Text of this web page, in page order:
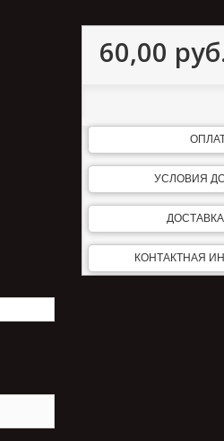
60,00
УСЛОВИЯ
КОНТАКТНАЯ